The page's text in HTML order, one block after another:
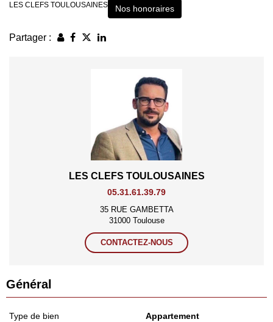
LES CLEFS TOULOUSAINES Nos honoraires
Partager :
LES CLEFS TOULOUSAINES
05.31.61.39.79
35 RUE GAMBETTA
31000 Toulouse
CONTACTEZ-NOUS
Général
Type de bien Appartement